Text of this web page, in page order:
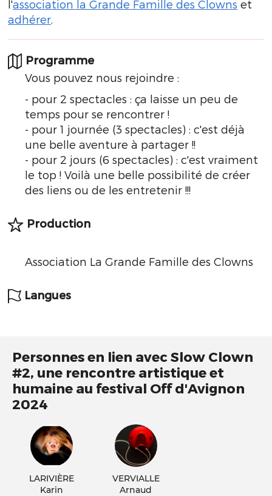
l'association la Grande Famille des Clowns et
adhérer
Programme
Vous pouvez nous rejoindre :
- pour 2 spectacles : ça laisse un peu de
temps pour se rencontrer !
- pour 1 journée (3 spectacles) : c'est déjà
une belle aventure à partager !!
- pour 2 jours (6 spectacles) : c'est vraiment
le top ! Voilà une belle possibilité de créer
des liens ou de les entretenir !!!
Production
Association La Grande Famille des Clowns
Langues
Personnes en lien avec Slow Clown
#2, une rencontre artistique et
humaine au festival Off d'Avignon
2024
LARIVIÈRE
Karin
VERVIALLE
Arnaud